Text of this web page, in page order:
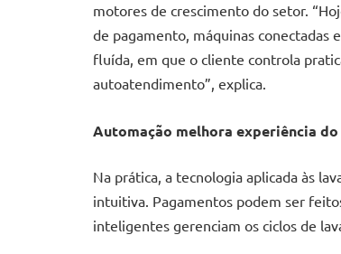
motores de crescimento do setor.
de pagamento, máquinas conectadas
fluída, em que o cliente controla
autoatendimento”, explica.
Automação melhora experiência
Na prática, a tecnologia aplicada às
intuitiva. Pagamentos podem ser
inteligentes gerenciam os ciclos de